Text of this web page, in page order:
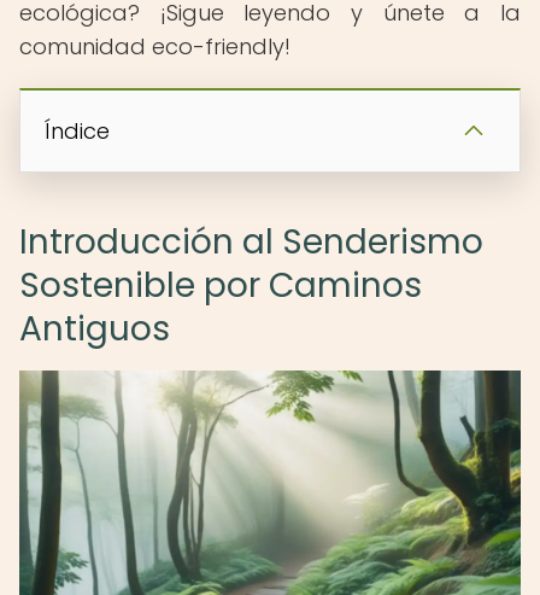
ecológica? ¡Sigue leyendo y únete a la
comunidad eco-friendly!
Índice
Introducción al Senderismo
Sostenible por Caminos
Antiguos